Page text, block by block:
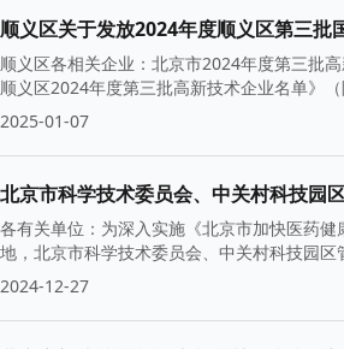
顺义区关于发放2024年度顺义区第三批
顺义区各相关企业：北京市2024年度第三批
顺义区2024年度第三批高新技术企业名单》
2025-01-07
各有关单位：为深入实施《北京市加快医药
地，北京市科学技术委员会、中关村科技园
2024-12-27